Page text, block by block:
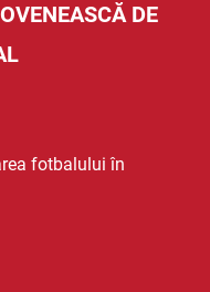
DE
fotbalului în